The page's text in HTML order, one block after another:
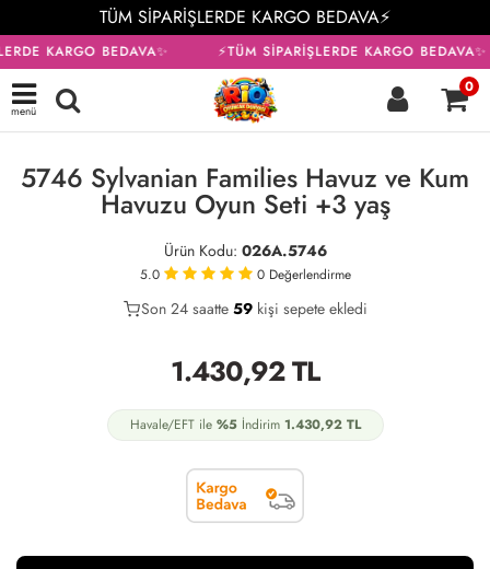
TÜM SİPARİŞLERDE KARGO BEDAVA⚡
KARGO BEDAVA✨ ⚡TÜM SİPARİŞLERDE KARGO BEDAVA✨
menü
0
5746 Sylvanian Families Havuz ve Kum
Havuzu Oyun Seti +3 yaş
Ürün Kodu: 026A.5746
5.0 0 Değerlendirme
39
Son 24 saatte 59kişi sepete ekledi
12
1.430,92TL
Havale/EFT ile %5İndirim 1.430,92TL